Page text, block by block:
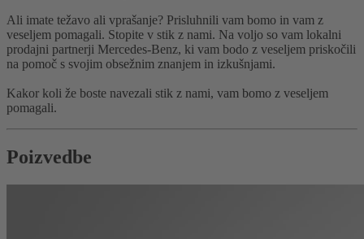
Ali imate težavo ali vprašanje? Prisluhnili vam bomo in vam z
veseljem pomagali. Stopite v stik z nami. Na voljo so vam lokalni
prodajni partnerji Mercedes-Benz, ki vam bodo z veseljem priskočili
na pomoč s svojim obsežnim znanjem in izkušnjami.
Kakor koli že boste navezali stik z nami, vam bomo z veseljem
pomagali.
Poizvedbe